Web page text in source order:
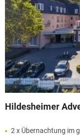
Hildesheimer
2 x Übernachtung im